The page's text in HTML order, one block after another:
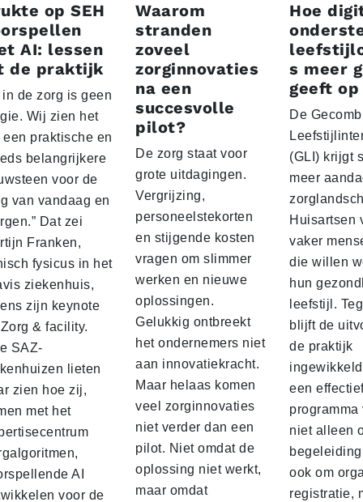
op SEH
AI: lessen
de praktijk
in de zorg is geen
Wij zien het
een praktische en
belangrijkere
voor de
van vandaag en
Dat zei
Franken,
fysicus in het
ziekenhuis,
zijn keynote
& facility.
SAZ-
lieten
zien hoe zij,
met het
AI
voor de
Waarom
stranden
zoveel
zorginnovaties
na een
succesvolle
pilot?
De zorg staat voor
grote uitdagingen.
Vergrijzing,
personeelstekorten
en stijgende kosten
vragen om slimmer
werken en nieuwe
oplossingen.
Gelukkig ontbreekt
het ondernemers niet
aan innovatiekracht.
Maar helaas komen
veel zorginnovaties
niet verder dan een
pilot. Niet omdat de
oplossing niet werkt,
maar omdat
Hoe
s meer
geeft op
De
(GLI) krijgt
meer
Huisartsen
vaker
die willen
hun
leefstijl.
blijft de
de praktijk
een
programma
niet alleen
ook om
registratie,